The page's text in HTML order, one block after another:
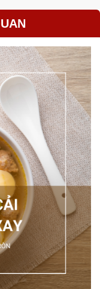
sốt gia vị trước khi
ngon hấp dẫn. Hãy
đặc sắc từ sản